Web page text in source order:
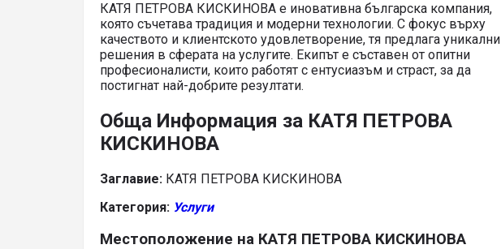
КАТЯ ПЕТРОВА КИСКИНОВА е иновативна българска компания,
която съчетава традиция и модерни технологии. С фокус върху
качеството и клиентското удовлетворение, тя предлага уникални
решения в сферата на услугите. Екипът е съставен от опитни
професионалисти, които работят с ентусиазъм и страст, за да
постигнат най-добрите резултати.
Обща Информация за КАТЯ ПЕТРОВА
КИСКИНОВА
Заглавие: КАТЯ ПЕТРОВА КИСКИНОВА
Категория: Услуги
Местоположение на КАТЯ ПЕТРОВА КИСКИНОВА